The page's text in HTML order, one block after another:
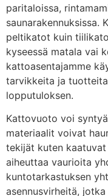
paritaloissa,
saunarakennuksissa.
peltikatot kuin
kyseessä matala vai
kattoasentajamme
tarvikkeita ja
lopputuloksen.
Kattovuoto voi
materiaalit voivat
tekijät kuten
aiheuttaa vaurioita
kuntotarkastuksen
asennusvirheitä,